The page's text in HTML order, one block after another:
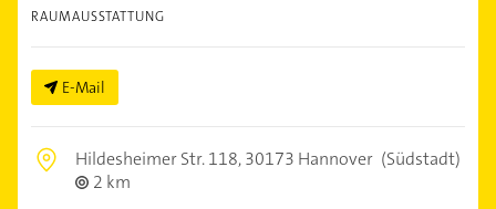
RAUMAUSSTATTUNG
E-Mail
Hildesheimer Str. 118,30173 Hannover (Südstadt)
2 km